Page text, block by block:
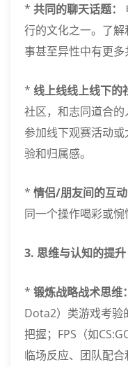
* 共同的聊天话题：
行的文化之一。了
事甚至异性中有更多
* 线上线线上线下的
社区，和志同道合的
参加线下观赛活动
验和归属感。
* 情侣/朋友间的互动
同一个操作喝彩或惋
3. 思维与认知的提升
* 锻炼战略战术思维：
Dota2）类游戏考验
把握；FPS（如
临场反应、团队配